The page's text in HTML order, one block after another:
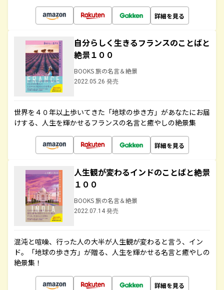
詳細を見る
自分らしく生きるフランスのことばと
絶景１００
BOOKS 旅の名言＆絶景
2022.05.26 発売
世界を４０年以上歩いてきた「地球の歩き方」があなたにお届
けする、人生を輝かせるフランスの名言と癒やしの絶景集
詳細を見る
人生観が変わるインドのことばと絶景
１００
BOOKS 旅の名言＆絶景
2022.07.14 発売
混沌と喧噪、行った人の大半が人生観が変わると言う、イン
ド。「地球の歩き方」が贈る、人生を輝かせる名言と癒やしの
絶景集！
詳細を見る